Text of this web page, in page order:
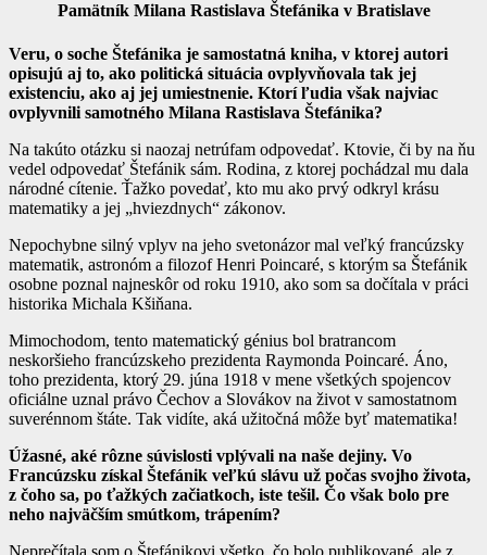
Pamätník Milana Rastislava Štefánika v Bratislave
Veru, o soche Štefánika je samostatná kniha, v ktorej autori
opisujú aj to, ako politická situácia ovplyvňovala tak jej
existenciu, ako aj jej umiestnenie. Ktorí ľudia však najviac
ovplyvnili samotného Milana Rastislava Štefánika?
Na takúto otázku si naozaj netrúfam odpovedať. Ktovie, či by na ňu
vedel odpovedať Štefánik sám. Rodina, z ktorej pochádzal mu dala
národné cítenie. Ťažko povedať, kto mu ako prvý odkryl krásu
matematiky a jej „hviezdnych“ zákonov.
Nepochybne silný vplyv na jeho svetonázor mal veľký francúzsky
matematik, astronóm a filozof Henri Poincaré, s ktorým sa Štefánik
osobne poznal najneskôr od roku 1910, ako som sa dočítala v práci
historika Michala Kšiňana.
Mimochodom, tento matematický génius bol bratrancom
neskoršieho francúzskeho prezidenta Raymonda Poincaré. Áno,
toho prezidenta, ktorý 29. júna 1918 v mene všetkých spojencov
oficiálne uznal právo Čechov a Slovákov na život v samostatnom
suverénnom štáte. Tak vidíte, aká užitočná môže byť matematika!
Úžasné, aké rôzne súvislosti vplývali na naše dejiny. Vo
Francúzsku získal Štefánik veľkú slávu už počas svojho života,
z čoho sa, po ťažkých začiatkoch, iste tešil. Čo však bolo pre
neho najväčším smútkom, trápením?
Neprečítala som o Štefánikovi všetko, čo bolo publikované, ale z